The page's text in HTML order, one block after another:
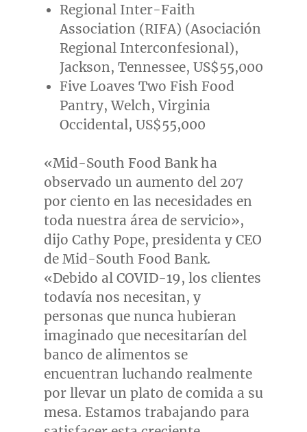
Regional Inter-Faith
Association (RIFA) (Asociación
Regional Interconfesional),
Jackson, Tennessee,US$55,000
Five Loaves Two Fish Food
Pantry,Welch, Virginia
Occidental,US$55,000
«Mid-South Food Bank ha
observado un aumento del 207
por ciento en las necesidades en
toda nuestra área de servicio»,
dijo Cathy Pope, presidenta y CEO
de Mid-South Food Bank.
«Debido al COVID-19, los clientes
todavía nos necesitan, y
personas que nunca hubieran
imaginado que necesitarían del
banco de alimentos se
encuentran luchando realmente
por llevar un plato de comida a su
mesa. Estamos trabajando para